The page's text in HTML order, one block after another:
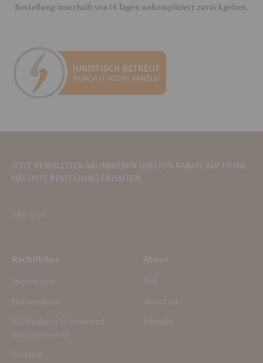
Bestellung innerhalb von 14 Tagen unkompliziert zurückgeben.
JETZT NEWSLETTER ABONNIEREN UND 10% RABATT AUF DEINE
NÄCHSTE BESTELLUNG ERHALTEN.
Abonnieren
Rechtliches About